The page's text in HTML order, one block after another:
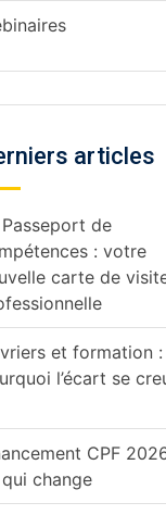
articles
de
: votre
carte de
et formation :
l’écart se
CPF
change